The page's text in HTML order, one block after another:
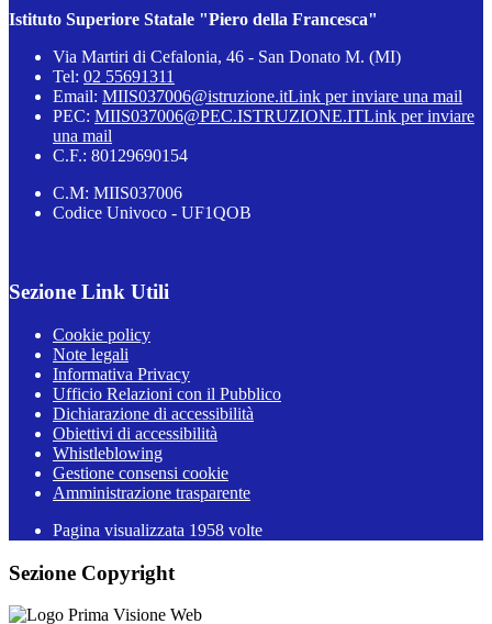
Istituto Superiore Statale "Piero della Francesca"
Via Martiri di Cefalonia, 46 - San Donato M. (MI)
Tel: 02 55691311
Email: MIIS037006@istruzione.itLink per inviare una mail
PEC: MIIS037006@PEC.ISTRUZIONE.ITLink per inviare
una mail
C.F.: 80129690154
C.M: MIIS037006
Codice Univoco - UF1QOB
Sezione Link Utili
Cookie policy
Note legali
Informativa Privacy
Ufficio Relazioni con il Pubblico
Dichiarazione di accessibilità
Obiettivi di accessibilità
Whistleblowing
Gestione consensi cookie
Amministrazione trasparente
Pagina visualizzata 1958 volte
Sezione Copyright